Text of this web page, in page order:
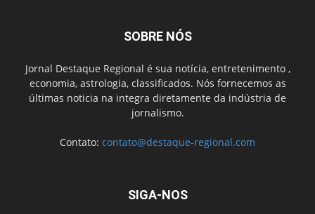
SOBRE NÓS
Jornal Destaque Regional é sua notícia, entretenimento ,
economia, astrologia, classificados. Nós fornecemos as
últimas noticia na integra diretamente da indústria de
jornalismo.
Contato: contato@destaque-regional.com
SIGA-NOS